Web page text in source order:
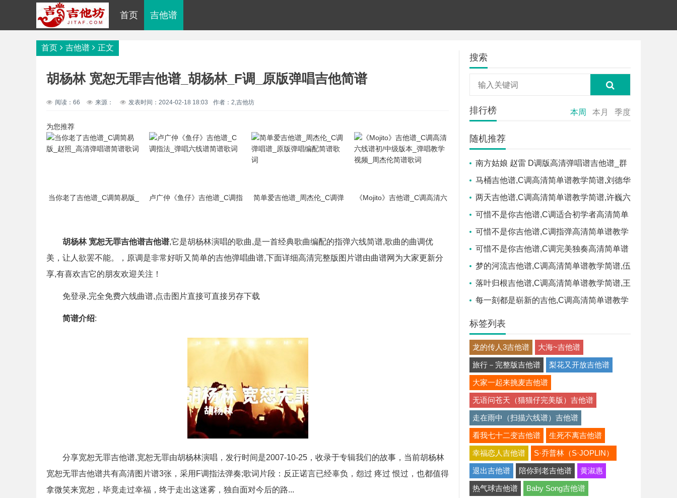
首页 吉他谱
首页 吉他谱 正文
胡杨林 宽恕无罪吉他谱_胡杨林_F调_原版弹唱吉他简谱
阅读：66 来源： 发表时间：2024-02-18 18:03 作者：2,吉他坊
为您推荐
当你老了吉他谱_C调简易版_
卢广仲《鱼仔》吉他谱_C调指
简单爱吉他谱_周杰伦_C调弹
《Mojito》吉他谱_C调高清六
胡杨林 宽恕无罪吉他谱吉他谱,它是胡杨林演唱的歌曲,是一首经典歌曲编配的指弹六线简谱,歌曲的曲调优
美，让人欲罢不能。，原调是非常好听又简单的吉他弹唱曲谱,下面详细高清完整版图片谱由曲谱网为大家更新分
享,有喜欢吉它的朋友欢迎关注！
免登录,完全免费六线曲谱,点击图片直接可直接另存下载
简谱介绍:
分享宽恕无罪吉他谱,宽恕无罪由胡杨林演唱，发行时间是2007-10-25，收录于专辑我们的故事，当前胡杨林
宽恕无罪吉他谱共有高清图片谱3张，采用F调指法弹奏;歌词片段：反正诺言已经辜负，怨过 疼过 恨过，也都值得
拿微笑来宽恕，毕竟走过幸福，终于走出这迷雾，独自面对今后的路...
搜索
排行榜 本周 本月 季度
随机推荐
南方姑娘 赵雷 D调版高清弹唱谱吉他谱_群
星_D调_原版弹唱吉他简谱
马桶吉他谱,C调高清简单谱教学简谱,刘德华
六线谱原版六线谱图片
两天吉他谱,C调高清简单谱教学简谱,许巍六
线谱原版六线谱图片
可惜不是你吉他谱,C调适合初学者高清简单
谱教学简谱,梁静茹六线谱原版六线谱图片
可惜不是你吉他谱,C调指弹高清简单谱教学
简谱,梁静茹六线谱原版六线谱图片
可惜不是你吉他谱,C调完美独奏高清简单谱
教学简谱,梁静茹六线谱原版六线谱图片
梦的河流吉他谱,C调高清简单谱教学简谱,伍
佰六线谱原版六线谱图片
落叶归根吉他谱,C调高清简单谱教学简谱,王
力宏六线谱原版六线谱图片
每一刻都是崭新的吉他,C调高清简单谱教学
简谱,许巍六线谱原版六线谱图片
标签列表
龙的传人3吉他谱 大海~吉他谱
旅行－完整版吉他谱 梨花又开放吉他谱
大家一起来挑麦吉他谱
无语问苍天（猫猫仔完美版）吉他谱
走在雨中（扫描六线谱）吉他谱
看我七十二变吉他谱 生死不离吉他谱
幸福恋人吉他谱 S·乔普林（S·JOPLIN）
退出吉他谱 陪你到老吉他谱 黄淑惠
热气球吉他谱 Baby Song吉他谱